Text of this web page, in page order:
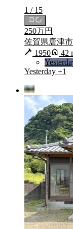
1 / 15
250万円
佐賀県唐津市
1950
42
Yesterday +1